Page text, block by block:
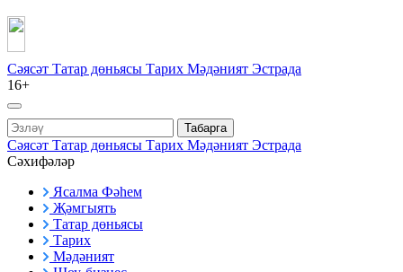
Сәясәт Татар дөньясы Тарих Мәдәният Эстрада
16+
Табарга
Сәясәт Татар дөньясы Тарих Мәдәният Эстрада
Сәхифәләр
Ясалма Фәһем
Җәмгыять
Татар дөньясы
Тарих
Мәдәният